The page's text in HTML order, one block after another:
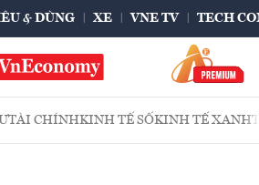
& DÙNG XE VNE TV TECH
TÀI CHÍNHKINH TẾ SỐKINH TẾ XANH